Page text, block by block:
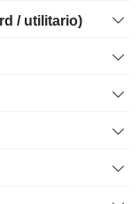
/ utilitario)